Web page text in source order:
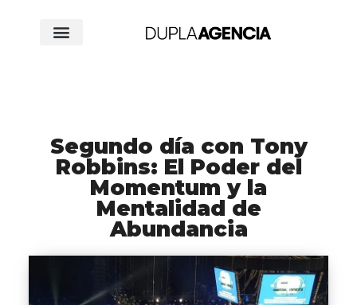
Segundo día con Tony
Robbins: El Poder del
Momentum y la
Mentalidad de
Abundancia